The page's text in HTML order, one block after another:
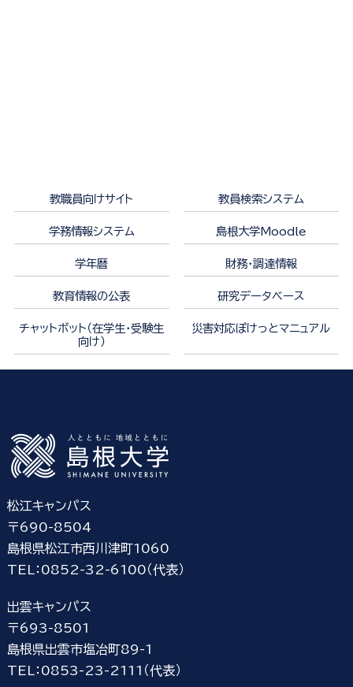
教職員向けサイト 教員検索システム
学務情報システム 島根大学Moodle
学年暦 財務・調達情報
教育情報の公表 研究データベース
チャットボット（在学生・受験生
向け）
災害対応ぽけっとマニュアル
松江キャンパス
〒690-8504
島根県松江市西川津町1060
TEL：0852-32-6100（代表）
出雲キャンパス
〒693-8501
島根県出雲市塩冶町89-1
TEL：0853-23-2111（代表）